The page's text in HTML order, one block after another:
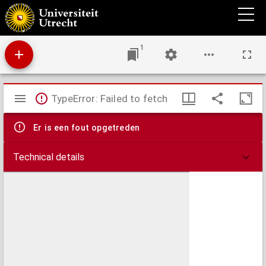
Speculum doctrinale
1
Mirador
viewer
TypeError: Failed to fetch
Er is een fout opgetreden
Technical details